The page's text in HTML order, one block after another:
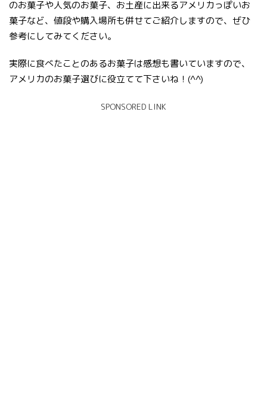
のお菓子や人気のお菓子、お土産に出来るアメリカっぽいお
菓子など、値段や購入場所も併せてご紹介しますので、ぜひ
参考にしてみてください。
実際に食べたことのあるお菓子は感想も書いていますので、
アメリカのお菓子選びに役立てて下さいね！(^^)
SPONSORED LINK